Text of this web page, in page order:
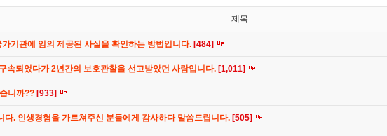
제목
기관에 임의 제공된 사실을 확인하는 방법입니다. [484]
속되었다가 2년간의 보호관찰을 선고받았던 사람입니다. [1,011]
니까?? [933]
다. 인생경험을 가르쳐주신 분들에게 감사하다 말씀드립니다. [505]